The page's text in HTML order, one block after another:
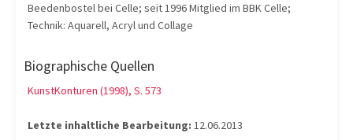
Beedenbostel bei Celle; seit 1996 Mitglied im BBK Celle;
Technik: Aquarell, Acryl und Collage
Biographische Quellen
KunstKonturen (1998), S. 573
Letzte inhaltliche Bearbeitung: 12.06.2013